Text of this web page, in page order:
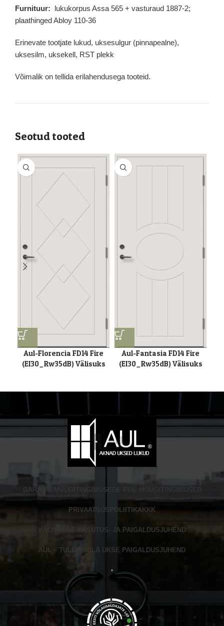
Furnituur: lukukorpus Assa 565 + vasturaud 1887-2;
plaathinged Abloy 110-36
Erinevate tootjate lukud, uksesulgur (pinnapealne),
uksesilm, uksekell, RST plekk
Võimalik on tellida erilahendusega tooteid.
Seotud tooted
Aul-Florencia FD14 Fire
(EI30_Rw35dB) Välisuks
Aul-Fantasia FD14 Fire
(EI30_Rw35dB) Välisuks
GARANTII MÜÜGITINGIMUSED
PRIVAATSUSPOLIITIKA KKK
VÄLISUKSE KASUTUS- JA PAIGALDUSJUHEND
AUL – TULEKINDLA UKSE PAIGALDUSJUHEND